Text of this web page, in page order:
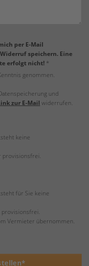
per E-Mail
speichern. Eine
erfolgt nicht! *
genommen.
und
zur E-Mail widerrufen.
keine
provisionsfrei.
für Sie keine
provisionsfrei.
Vermieter übernommen.